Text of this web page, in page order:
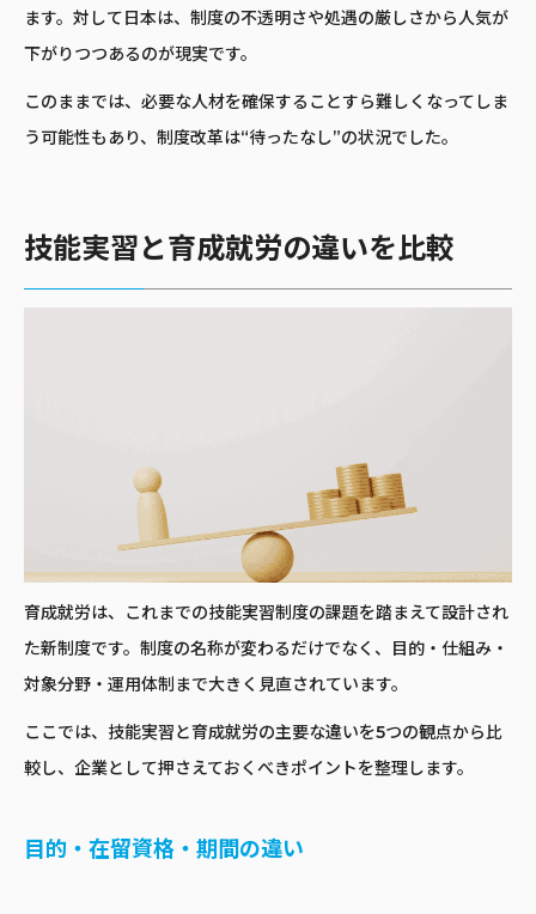
ます。対して日本は、制度の不透明さや処遇の厳しさから人気が
下がりつつあるのが現実です。
このままでは、必要な人材を確保することすら難しくなってしま
う可能性もあり、制度改革は“待ったなし”の状況でした。
技能実習と育成就労の違いを比較
育成就労は、これまでの技能実習制度の課題を踏まえて設計され
た新制度です。制度の名称が変わるだけでなく、目的・仕組み・
対象分野・運用体制まで大きく見直されています。
ここでは、技能実習と育成就労の主要な違いを5つの観点から比
較し、企業として押さえておくべきポイントを整理します。
目的・在留資格・期間の違い